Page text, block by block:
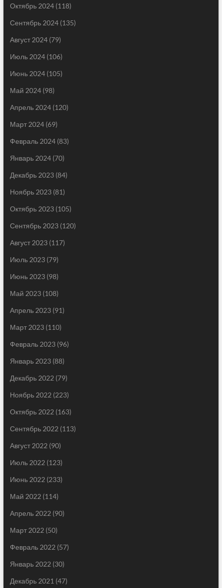
Октябрь 2024(118)
Сентябрь 2024(135)
Август 2024(79)
Июль 2024(106)
Июнь 2024(105)
Май 2024(98)
Апрель 2024(120)
Март 2024(69)
Февраль 2024(83)
Январь 2024(70)
Декабрь 2023(84)
Ноябрь 2023(81)
Октябрь 2023(105)
Сентябрь 2023(120)
Август 2023(117)
Июль 2023(79)
Июнь 2023(98)
Май 2023(108)
Апрель 2023(91)
Март 2023(110)
Февраль 2023(96)
Январь 2023(88)
Декабрь 2022 (79)
Ноябрь 2022 (223)
Октябрь 2022 (163)
Сентябрь 2022 (113)
Август 2022 (90)
Июль 2022 (123)
Июнь 2022 (233)
Май 2022 (114)
Апрель 2022 (90)
Март 2022 (50)
Февраль 2022 (57)
Январь 2022 (30)
Декабрь 2021 (47)